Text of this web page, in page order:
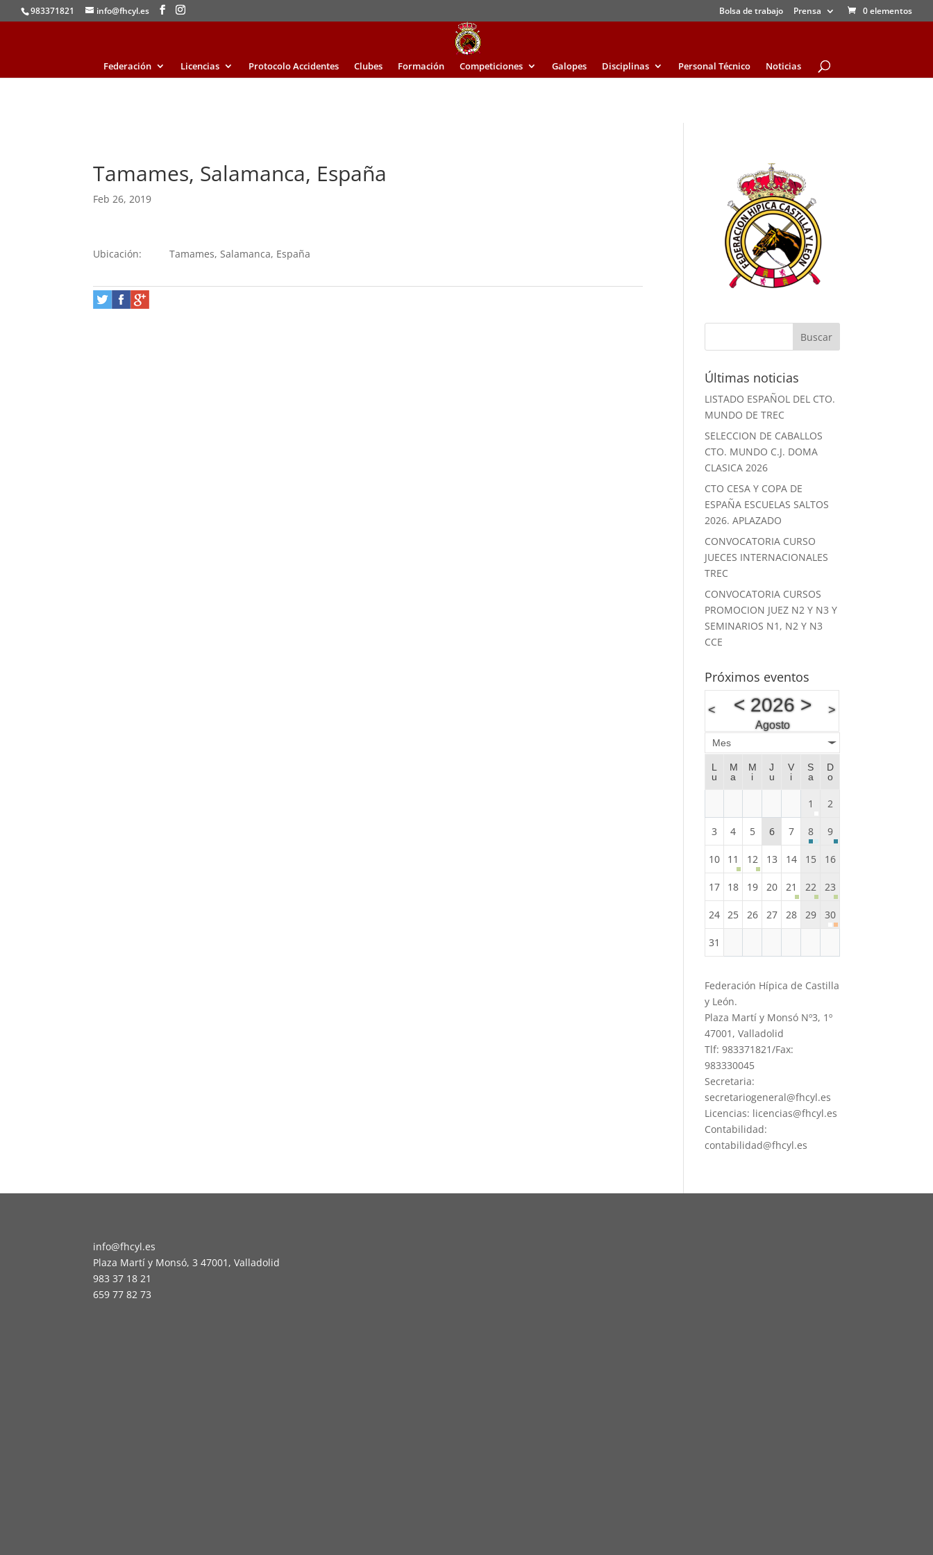
983371821 info@fhcyl.es Bolsa de trabajo Prensa 0 elementos
Federación Licencias Protocolo Accidentes Clubes Formación Competiciones Galopes Disciplinas Personal Técnico Noticias
Tamames, Salamanca, España
Feb 26, 2019
Ubicación: Tamames, Salamanca, España
Últimas noticias
LISTADO ESPAÑOL DEL CTO.
MUNDO DE TREC
SELECCION DE CABALLOS
CTO. MUNDO C.J. DOMA
CLASICA 2026
CTO CESA Y COPA DE
ESPAÑA ESCUELAS SALTOS
2026. APLAZADO
CONVOCATORIA CURSO
JUECES INTERNACIONALES
TREC
CONVOCATORIA CURSOS
PROMOCION JUEZ N2 Y N3 Y
SEMINARIOS N1, N2 Y N3
CCE
Próximos eventos
< <2026 >
Agosto
>
Mes
L
u
M
a
M
i
J
u
V
i
S
a
D
o
1 2
3 4 5 6 7 8 9
10 11 12 13 14 15 16
17 18 19 20 21 22 23
24 25 26 27 28 29 30
31
Federación Hípica de Castilla
y León.
Plaza Martí y Monsó Nº3, 1º
47001, Valladolid
Tlf: 983371821/Fax:
983330045
Secretaria:
secretariogeneral@fhcyl.es
Licencias: licencias@fhcyl.es
Contabilidad:
contabilidad@fhcyl.es
info@fhcyl.es
Plaza Martí y Monsó, 3 47001, Valladolid
983 37 18 21
659 77 82 73